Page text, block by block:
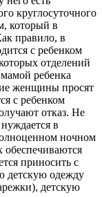
круглосуточного
который в
правило, в
с ребенком
отделений
ребенка
женщины просят
с ребенком
отказ. Не
в
ночном
приносить с
детскую одежду
детскую